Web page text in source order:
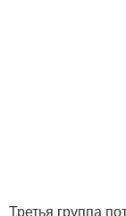
Третья группа